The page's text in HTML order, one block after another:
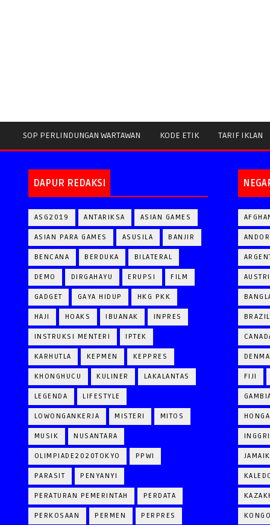
SOP PERLINDUNGAN WARTAWAN KODE ETIK TARIF IKLAN
DAPUR REDAKSI
ASG2019 ANTARIKSA ASIAN GAMES
ASIAN PARA GAMES ASUSILA BANJIR
BENCANA BERDUKA BILATERAL
DEMO DIRGAHAYU ERUPSI FILM
GADGET GAYA HIDUP HKG PKK
HAJI HOAKS IBUANAK INPRES
INSTRUKSI MENTERI IPTEK
KARHUTLA KEPMEN KEPPRES
KHONGHUCU KULINER LAKALANTAS
LEGENDA LIFESTYLE
LOWONGANKERJA MISTERI MITOS
MUSIK NUSANTARA
OLIMPIADE2020TOKYO PPWI
PARASIT PENYANYI
PERATURAN PEMERINTAH PERDATA
PERKOSAAN PERMEN PERPRES
BRAZIL
FIJI